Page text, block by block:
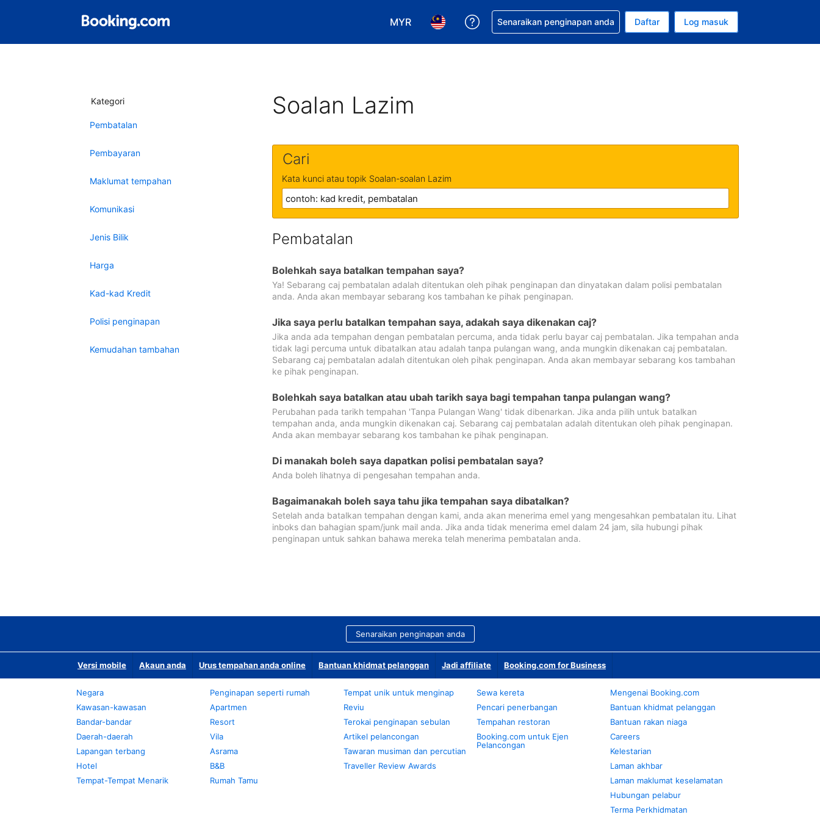
MYR
Pilih mata wang anda. Mata wang semasa anda adalah Ringgit Malaysia
Pilih bahasa anda. Bahasa semasa anda adalah Bahasa Malaysia
Dapatkan bantuan bagi tempahan anda
Senaraikan penginapan anda Daftar Log masuk
Kategori
Pembatalan
Pembayaran
Maklumat tempahan
Komunikasi
Jenis Bilik
Harga
Kad-kad Kredit
Polisi penginapan
Kemudahan tambahan
Soalan Lazim
Cari
Kata kunci atau topik Soalan-soalan Lazim
Pembatalan
Bolehkah saya batalkan tempahan saya?
Ya! Sebarang caj pembatalan adalah ditentukan oleh pihak penginapan dan dinyatakan dalam polisi pembatalan
anda. Anda akan membayar sebarang kos tambahan ke pihak penginapan.
Jika saya perlu batalkan tempahan saya, adakah saya dikenakan caj?
Jika anda ada tempahan dengan pembatalan percuma, anda tidak perlu bayar caj pembatalan. Jika tempahan anda
tidak lagi percuma untuk dibatalkan atau adalah tanpa pulangan wang, anda mungkin dikenakan caj pembatalan.
Sebarang caj pembatalan adalah ditentukan oleh pihak penginapan. Anda akan membayar sebarang kos tambahan
ke pihak penginapan.
Bolehkah saya batalkan atau ubah tarikh saya bagi tempahan tanpa pulangan wang?
Perubahan pada tarikh tempahan 'Tanpa Pulangan Wang' tidak dibenarkan. Jika anda pilih untuk batalkan
tempahan anda, anda mungkin dikenakan caj. Sebarang caj pembatalan adalah ditentukan oleh pihak penginapan.
Anda akan membayar sebarang kos tambahan ke pihak penginapan.
Di manakah boleh saya dapatkan polisi pembatalan saya?
Anda boleh lihatnya di pengesahan tempahan anda.
Bagaimanakah boleh saya tahu jika tempahan saya dibatalkan?
Setelah anda batalkan tempahan dengan kami, anda akan menerima emel yang mengesahkan pembatalan itu. Lihat
inboks dan bahagian spam/junk mail anda. Jika anda tidak menerima emel dalam 24 jam, sila hubungi pihak
penginapan untuk sahkan bahawa mereka telah menerima pembatalan anda.
Senaraikan penginapan anda
Versi mobile Akaun anda Urus tempahan anda online Bantuan khidmat pelanggan Jadi affiliate Booking.com for Business
Negara
Kawasan-kawasan
Bandar-bandar
Daerah-daerah
Lapangan terbang
Hotel
Tempat-Tempat Menarik
Penginapan seperti rumah
Apartmen
Resort
Vila
Asrama
B&B
Rumah Tamu
Tempat unik untuk menginap
Reviu
Terokai penginapan sebulan
Artikel pelancongan
Tawaran musiman dan percutian
Traveller Review Awards
Sewa kereta
Pencari penerbangan
Tempahan restoran
Booking.com untuk Ejen
Pelancongan
Mengenai Booking.com
Bantuan khidmat pelanggan
Bantuan rakan niaga
Careers
Kelestarian
Laman akhbar
Laman maklumat keselamatan
Hubungan pelabur
Terma Perkhidmatan